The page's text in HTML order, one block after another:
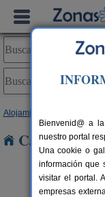
Alojamientos
Casas
Bienvenid@ a
nuestro portal
Una cookie o
información que
visitar el portal.
empresas